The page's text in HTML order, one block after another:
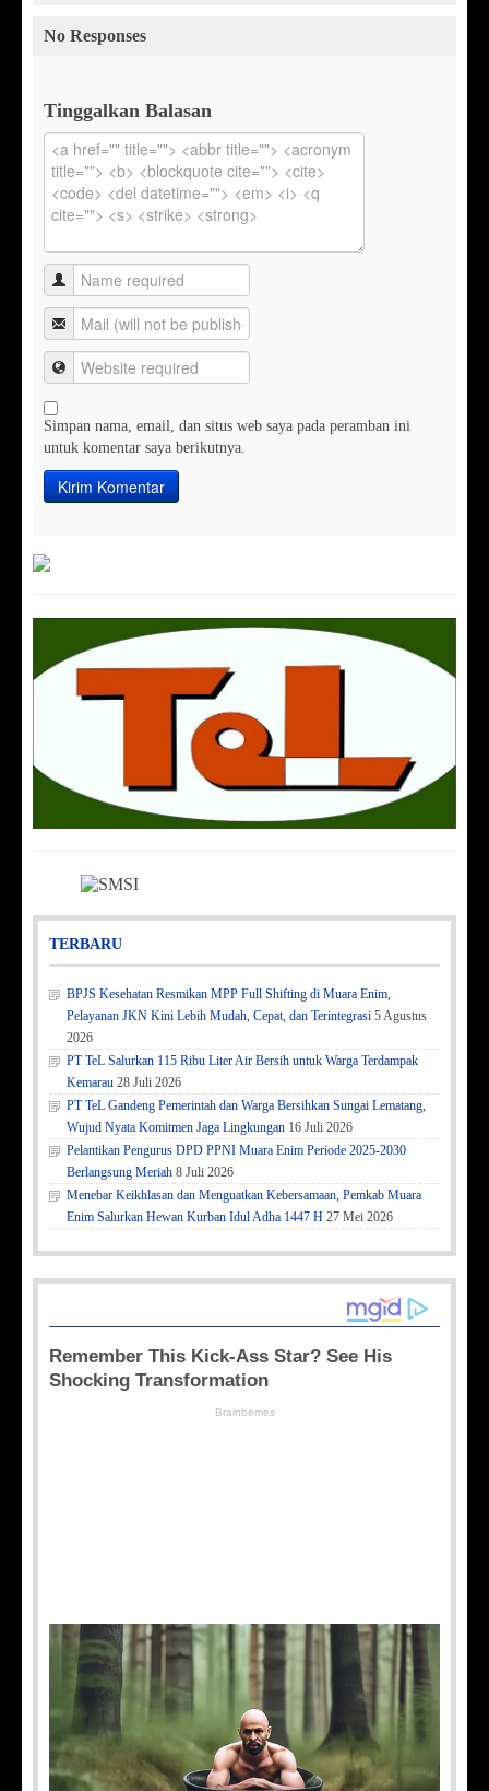
No Responses
Tinggalkan Balasan
Simpan nama, email, dan situs web saya pada peramban ini
untuk komentar saya berikutnya.
TERBARU
BPJS Kesehatan Resmikan MPP Full Shifting di Muara Enim,
Pelayanan JKN Kini Lebih Mudah, Cepat, dan Terintegrasi 5 Agustus
2026
PT TeL Salurkan 115 Ribu Liter Air Bersih untuk Warga Terdampak
Kemarau 28 Juli 2026
PT TeL Gandeng Pemerintah dan Warga Bersihkan Sungai Lematang,
Wujud Nyata Komitmen Jaga Lingkungan 16 Juli 2026
Pelantikan Pengurus DPD PPNI Muara Enim Periode 2025-2030
Berlangsung Meriah 8 Juli 2026
Menebar Keikhlasan dan Menguatkan Kebersamaan, Pemkab Muara
Enim Salurkan Hewan Kurban Idul Adha 1447 H 27 Mei 2026